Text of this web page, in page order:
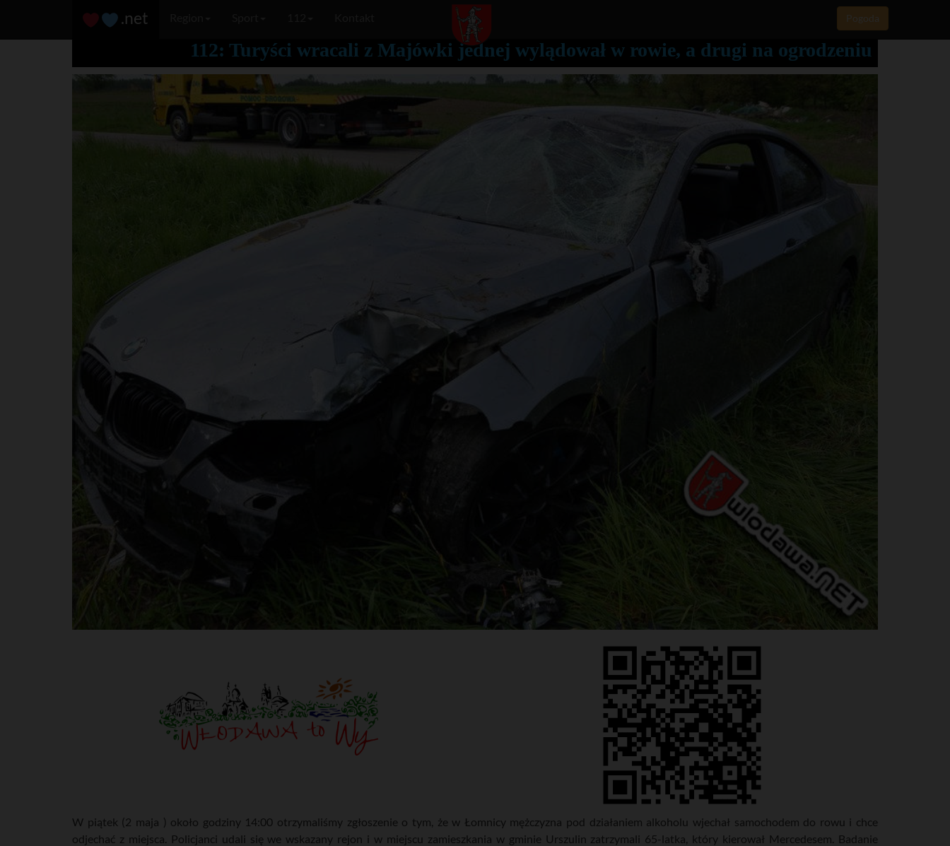
.net Pogoda
112: Turyści wracali z Majówki jednej wylądował w rowie, a drugi na ogrodzeniu
W piątek (2 maja ) około godziny 14:00 otrzymaliśmy zgłoszenie o tym, że w Łomnicy mężczyzna pod działaniem alkoholu wjechał samochodem do rowu i chce
odjechać z miejsca. Policjanci udali się we wskazany rejon i w miejscu zamieszkania w gminie Urszulin zatrzymali 65-latka, który kierował Mercedesem. Badanie